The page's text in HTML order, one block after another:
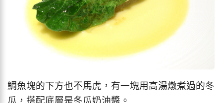
鯛魚塊的下方也不馬虎，有一塊用高湯燉煮過的冬